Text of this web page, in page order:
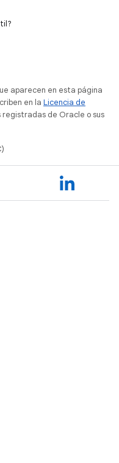
aparecen en esta página
en la Licencia de
registradas de Oracle o sus